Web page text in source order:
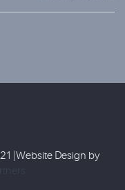
|Website Design by